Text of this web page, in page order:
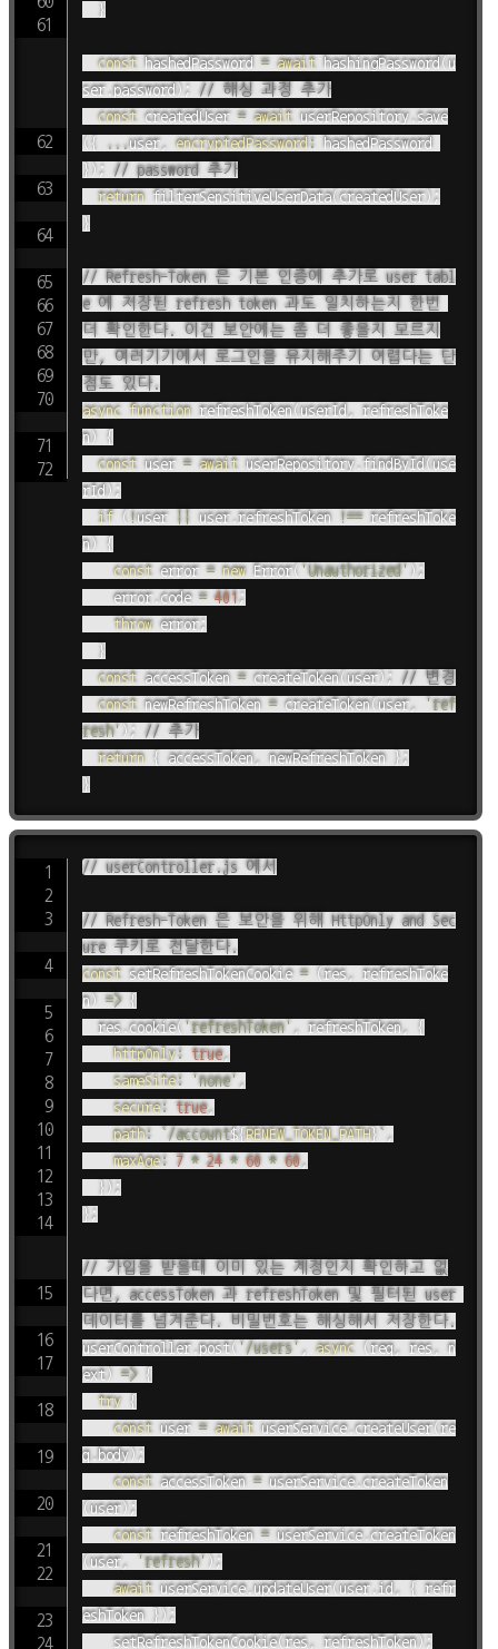
}
const hashedPassword = await hashingPassword( u
ser.password) ; // 해싱 과정 추가
const createdUser = await userRepository. save
( { ...user, encryptedPassword:
hashedPassword
} ) ; // password 추가
return filterSensitiveUserData( createdUser) ;
}
// Refresh-Token 은 기본 인증에 추가로 user tabl
e 에 저장된 refresh token 과도 일치하는지 한번
더 확인한다. 이건 보안에는 좀 더 좋을지 모르지
만, 여러기기에서 로그인을 유지해주기 어렵다는 단
점도 있다.
async function refreshToken( userId,
refreshToke
n)
{
const user = await userRepository. findById( use
rId) ;
if
( !user || user. refreshToken !== refreshToke
n)
{
const error = new Error( 'Unauthorized' ) ;
		error
.code = 401 ;
throw error;
}
const accessToken = createToken( user) ; // 변경
const newRefreshToken = createToken( user,
'ref
resh' ) ; // 추가
return
{ accessToken, newRefreshToken } ;
}
// userController.js 에서
// Refresh-Token 은 보안을 위해 HttpOnly and Sec
ure 쿠키로 전달한다.
const setRefreshTokenCookie = ( res,
refreshToke
n) =>
{
	res
.cookie( 'refreshToken' , refreshToken,
{
httpOnly: true,
sameSite: 'none' ,
secure: true,
path: ` /account${ RENEW_TOKEN_PATH} ` ,
maxAge: 7 * 24 * 60 * 60,
} ) ;
} ;
// 가입을 받을때 이미 있는 계정인지 확인하고 없
다면, accessToken 과 refreshToken 및 필터된 user
데이터를 넘겨준다. 비밀번호는 해싱해서 저장한다.
userController.post( '/users' , async ( req, res, n
ext) =>
{
try
{
const user = await userService.createUser( re
q.body) ;
const accessToken = userService.createToken
( user) ;
const refreshToken = userService.createToken
( user, 'refresh' ) ;
await userService.updateUser( user. id, {
refr
eshToken
} ) ;
setRefreshTokenCookie( res, refreshToken) ;